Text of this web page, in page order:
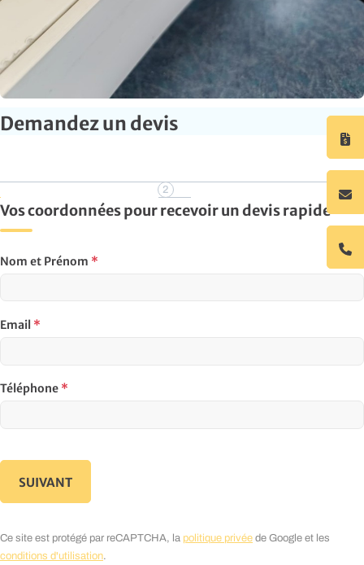
Demandez un devis
Vos coordonnées pour recevoir un devis rapide
Nom et Prénom *
Email *
Téléphone*
SUIVANT
Ce site est protégé par reCAPTCHA, la politique privéede Google et les
conditions d'utilisation.